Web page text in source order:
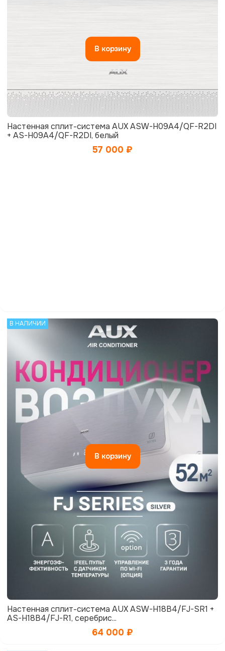
В корзину
Настенная сплит-система AUX ASW-H09A4/QF-R2DI
+ AS-H09A4/QF-R2DI, белый
57 000 ₽
В НАЛИЧИИ
В корзину
Настенная сплит-система AUX ASW-H18B4/FJ-SR1 +
AS-H18B4/FJ-R1, серебрис...
64 000 ₽